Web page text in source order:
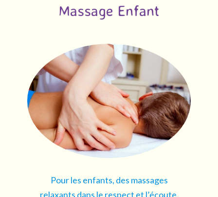
Massage Enfant
Pour les enfants, des massages
relaxants dans le respect et l’écoute,